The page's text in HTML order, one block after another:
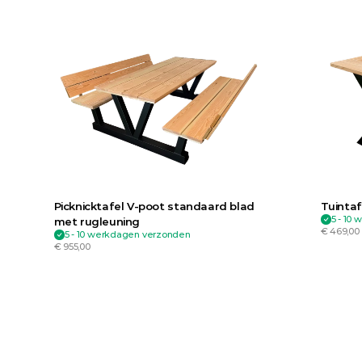
Picknicktafel V-poot standaard blad
met rugleuning
5 - 10 werkdagen verzonden
€ 955,00
5 - 10
€ 469,00